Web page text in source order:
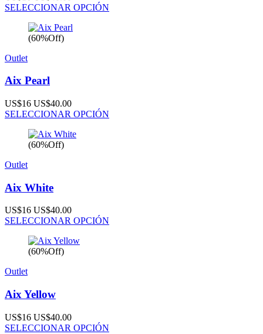
SELECCIONAR OPCIÓN
(60%Off)
Outlet
Aix Pearl
US$16 US$40.00
SELECCIONAR OPCIÓN
(60%Off)
Outlet
Aix White
US$16 US$40.00
SELECCIONAR OPCIÓN
(60%Off)
Outlet
Aix Yellow
US$16 US$40.00
SELECCIONAR OPCIÓN